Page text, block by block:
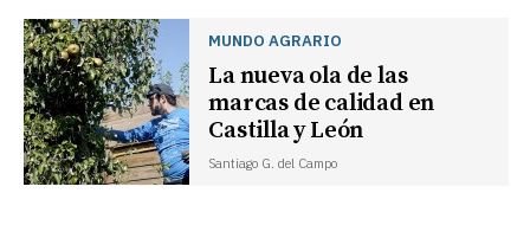
MUNDO AGRARIO
La nueva ola de las
marcas de calidad en
Castilla y León
Santiago G. del Campo